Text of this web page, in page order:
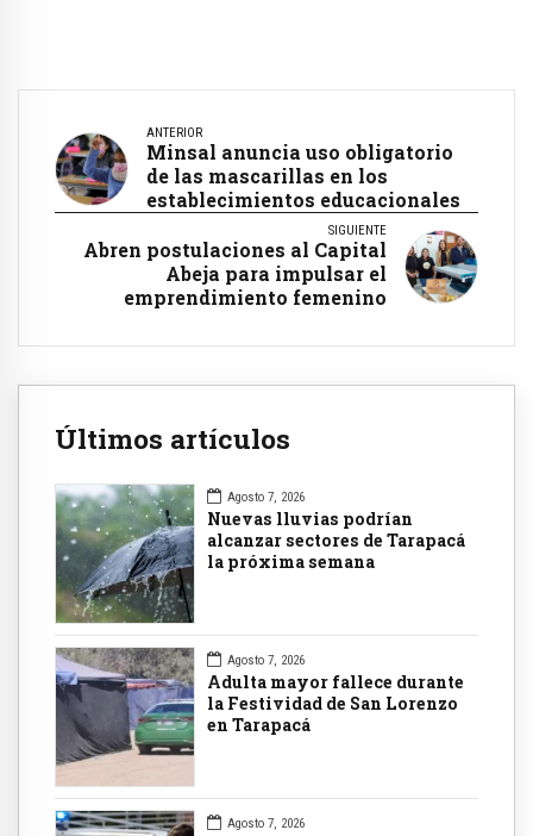
ANTERIOR
Minsal anuncia uso obligatorio
de las mascarillas en los
establecimientos educacionales
SIGUIENTE
Abren postulaciones al Capital
Abeja para impulsar el
emprendimiento femenino
Últimos artículos
Agosto 7, 2026
Nuevas lluvias podrían
alcanzar sectores de Tarapacá
la próxima semana
Agosto 7, 2026
Adulta mayor fallece durante
la Festividad de San Lorenzo
en Tarapacá
Agosto 7, 2026